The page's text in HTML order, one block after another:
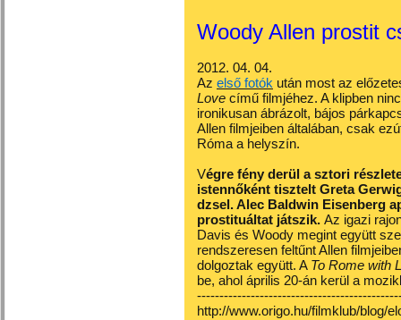
Woody Allen prostit
2012. 04. 04.
Az első fotók után most az
Love című filmjéhez. A klipben
ironikusan ábrázolt, bájos
Allen filmjeiben általában, csak
Róma a helyszín.
Végre fény derül a sztori
istennőként tisztelt Greta
dzsel. Alec Baldwin Eisenberg
prostituáltat játszik. Az igazi
Davis és Woody megint együtt
rendszeresen feltűnt Allen
dolgoztak együtt. A To Rome with
be, ahol április 20-án kerül a
http://www.origo.hu/filmklub/blog/